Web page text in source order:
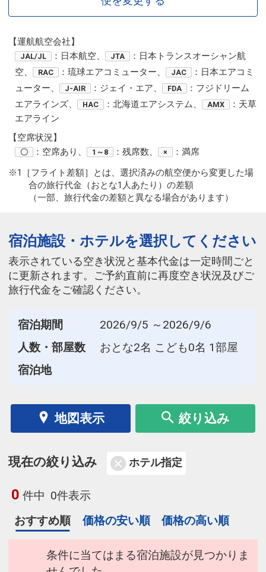
【運航航空会社】
JAL/JL ：日本航空、 JTA
：日本トランスオーシャン航
空、
RAC ：琉球エアコミューター、 JAC
：日本エアコミ
ューター、
J-AIR ：ジェイ・エア、 FDA
：フジドリーム
エアラインズ、
HAC ：北海道エアシステム、 AMX
：天草
エアライン
【空席状況】
〇 ：空席あり、 1～8 ：残席数、 ×
：満席
※1［フライト差額］とは、選択済みの航空便から変更した場
合の旅行代金（おとな1人あたり）の差額
（一部、旅行代金の差額と異なる場合があります）
宿泊施設・ホテルを選択してください
表示されている空き状況と基本代金は一定時間ごと
に更新されます。ご予約直前に再度空き状況及びご
旅行代金をご確認ください。
宿泊期間
2026/9/5 ～2026/9/6
人数・部屋数
おとな2名 こども0名 1部屋
宿泊地
地図表示 絞り込み
現在の絞り込み ホテル指定
0 件中 0件表示
おすすめ順
価格の安い順 価格の高い順
条件に当てはまる宿泊施設が見つかりま